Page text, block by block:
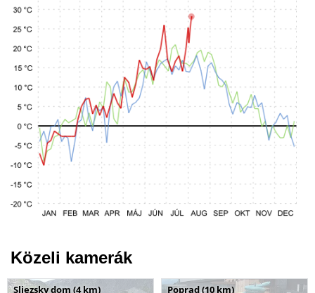
Közeli kamerák
Sliezsky dom (4 km) Poprad (10 km)